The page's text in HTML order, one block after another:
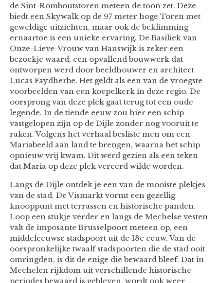
de Sint-Romboutstoren meteen de toon zet. Deze
biedt een Skywalk op de 97 meter hoge Toren met
geweldige uitzichten, maar ook de beklimming
ernaartoe is een unieke ervaring. De Basiliek van
Onze-Lieve-Vrouw van Hanswijk is zeker een
bezoekje waard, een opvallend bouwwerk dat
ontworpen werd door beeldhouwer en architect
Lucas Faydherbe. Het geldt als een van de vroegste
voorbeelden van een koepelkerk in deze regio. De
oorsprong van deze plek gaat terug tot een oude
legende. In de tiende eeuw zou hier een schip
vastgelopen zijn op de Dijle zonder nog vooruit te
raken. Volgens het verhaal besliste men om een
Mariabeeld aan land te brengen, waarna het schip
opnieuw vrij kwam. Dit werd gezien als een teken
dat Maria op deze plek vereerd wilde worden.
Langs de Dijle ontdek je een van de mooiste plekjes
van de stad. De Vismarkt vormt een gezellig
knooppunt met terrassen en historische panden.
Loop een stukje verder en langs de Mechelse vesten
valt de imposante Brusselpoort meteen op, een
middeleeuwse stadspoort uit de 13e eeuw. Van de
oorspronkelijke twaalf stadspoorten die de stad ooit
omringden, is dit de enige die bewaard bleef. Dat in
Mechelen rijkdom uit verschillende historische
periodes bewaard is gebleven, wordt ook weer